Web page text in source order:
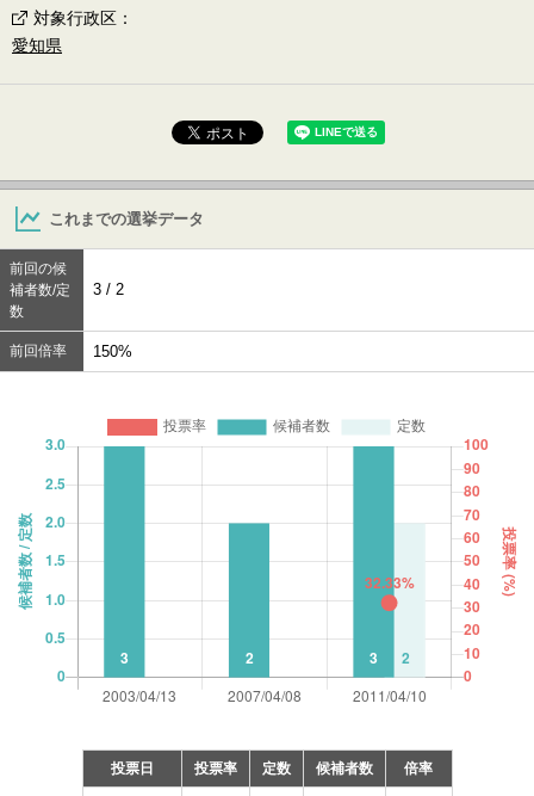
対象行政区 ：
愛知県
これまでの選挙データ
前回の候
補者数/定
数
3 / 2
前回倍率 150%
投票日 投票率 定数 候補者数 倍率